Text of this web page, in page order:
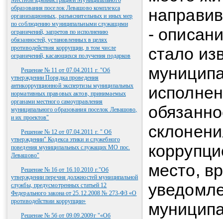
образования поселок Левашово комплекса
организационных, разъяснительных и иных мер
по соблюдению муниципальными служащими
ограничений, запретов по исполнению
обязанностей, установленных в целях
противодействия коррупции, в том числе
ограничений, касающихся получения подарков
Решение № 11 от 07.04.2011 г. "Об
утверждении Порядка проведения
антикоррупционной экспертизы муниципальных
нормативных правовых актов, принимаемых
органами местного самоуправления
муниципального образования поселок Левашово,
и их проектов"
Решение № 12 от 07.04.2011 г. " Об
утверждении" Кодекса этики и служебного
поведения муниципальных служащих МО пос.
Левашово"
Решение № 16 от 16.10.2010 г."Об
утверждении перечня должностей муниципальной
службы, предусмотренных статьей 12
Федерального закона от 25.12.2008 № 273-ФЗ «О
противодействии коррупции»
Решение № 56 от 09.09.2009г "«Об
-
стало
место,